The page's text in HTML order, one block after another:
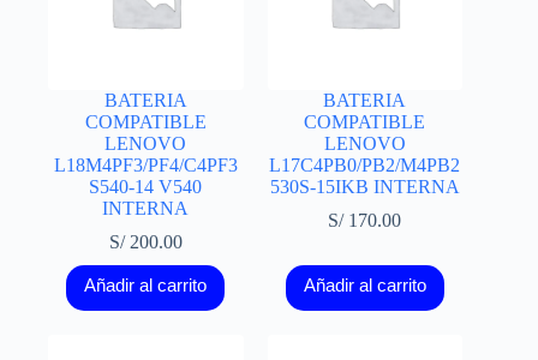
BATERIA
COMPATIBLE
LENOVO
L18M4PF3/PF4/C4PF3
S540-14 V540
INTERNA
S/200.00
Añadir al carrito
BATERIA
COMPATIBLE
LENOVO
L17C4PB0/PB2/M4PB2
530S-15IKB INTERNA
S/170.00
Añadir al carrito